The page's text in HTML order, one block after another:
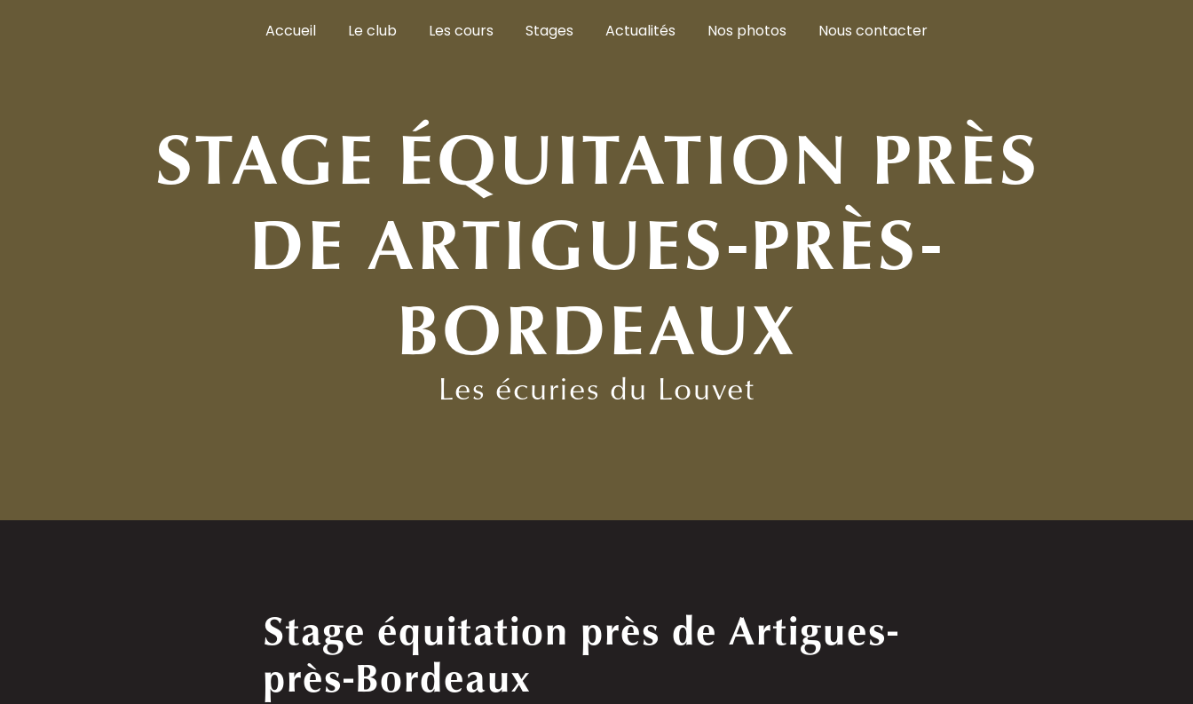
Accueil Le club Les cours Stages Actualités Nos photos Nous contacter
STAGE ÉQUITATION PRÈS
DE ARTIGUES-PRÈS-
BORDEAUX
Les écuries du Louvet
Stage équitation près de Artigues-
près-Bordeaux